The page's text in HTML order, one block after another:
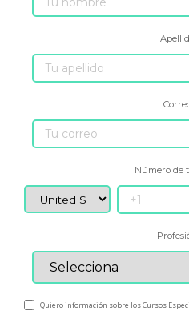
Número de
Quiero información sobre los Cursos